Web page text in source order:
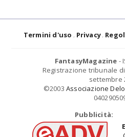
Termini d'uso Privacy
FantasyMagazine -
Registrazione tribunale
settembre
©2003 Associazione
Pubblicità: